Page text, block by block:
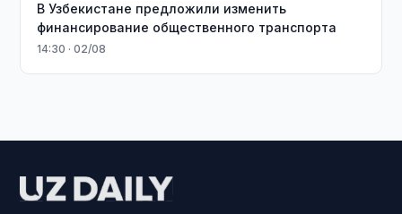
В Узбекистане предложили изменить
финансирование общественного транспорта
14:30 · 02/08